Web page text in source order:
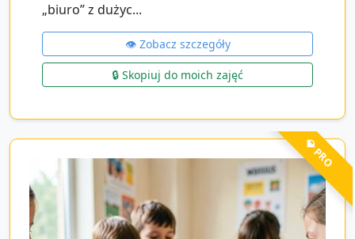
„biuro” z dużyc...
👁️ Zobacz szczegóły
🔒 Skopiuj do moich zajęć
💎 PRO